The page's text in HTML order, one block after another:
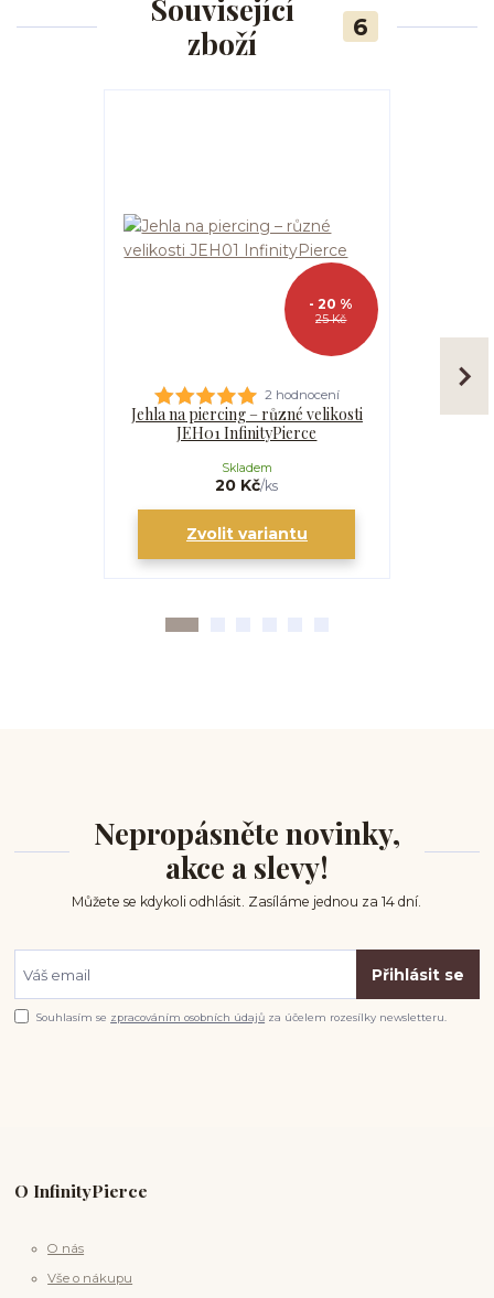
Související
zboží
6
25 Kč
- 20 %
2 hodnocení
Jehla na piercing – různé velikosti
JEH01 InfinityPierce
20 Kč/ks
Skladem
Zvolit variantu
Nepropásněte novinky,
akce a slevy!
Můžete se kdykoli odhlásit. Zasíláme jednou za 14 dní.
Přihlásit se
Souhlasím se zpracováním osobních údajů za účelem rozesílky newsletteru.
O InfinityPierce
O nás
Vše o nákupu